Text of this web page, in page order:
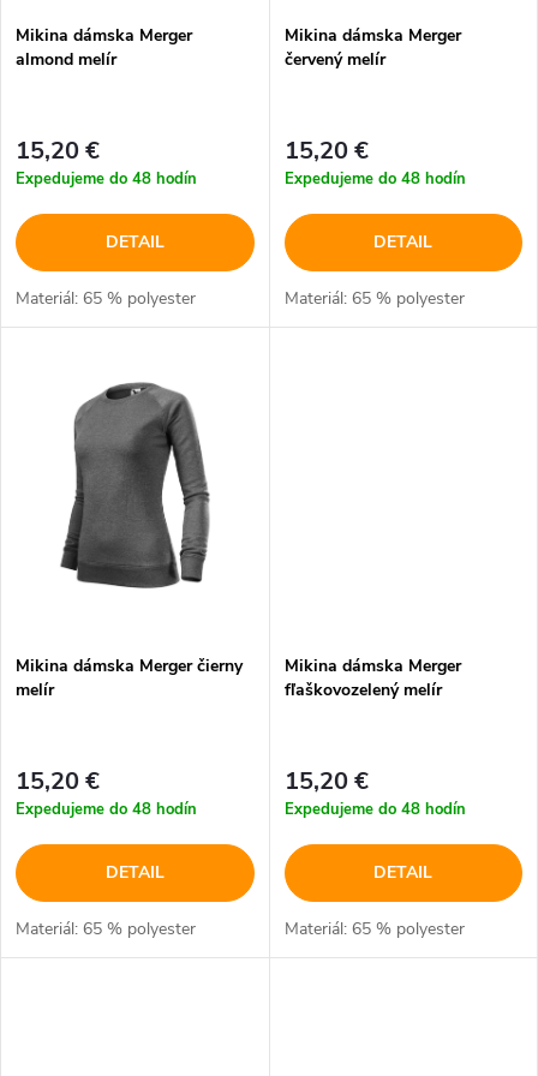
p
o
d
u
p
r
o
d
u
k
Mikina dámska Merger
almond melír
15,20 €
Expedujeme do 48 hodín
DETAIL
Materiál: 65 % polyester
Mikina dámska Merger
červený melír
15,20 €
Expedujeme do 48 hodín
DETAIL
Materiál: 65 % polyester
Mikina dámska Merger čierny
melír
15,20 €
Expedujeme do 48 hodín
DETAIL
Materiál: 65 % polyester
Mikina dámska Merger
fľaškovozelený melír
15,20 €
Expedujeme do 48 hodín
DETAIL
Materiál: 65 % polyester